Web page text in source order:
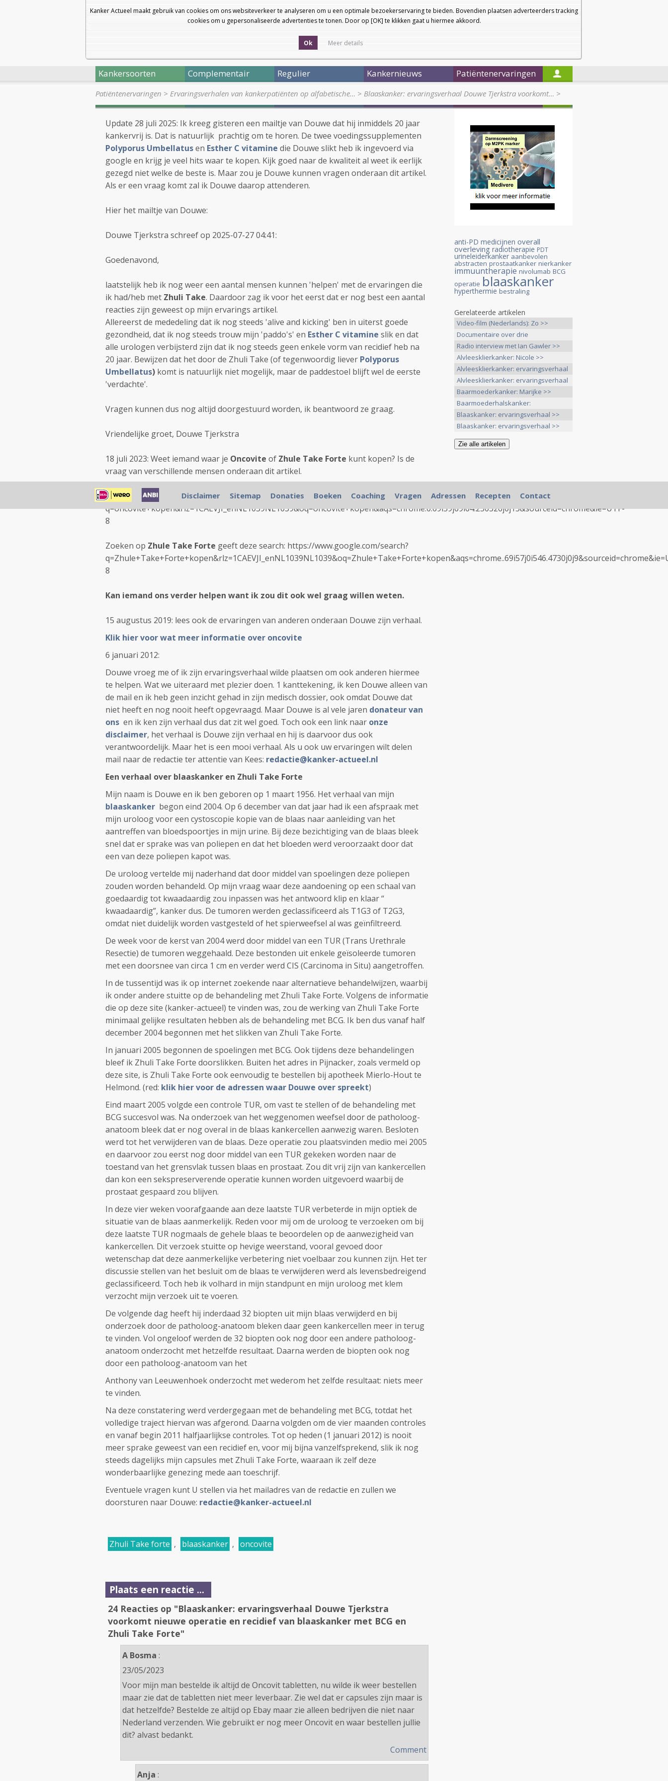
Kanker Actueel maakt gebruik van cookies om ons websiteverkeer te analyseren om u een optimale bezoekerservaring te bieden. Bovendien plaatsen adverteerders tracking
cookies om u gepersonaliseerde advertenties te tonen. Door op [OK] te klikken gaat u hiermee akkoord.
Ok Meer details
a
a
Nieuwsbrief
Startpagina
Kankersoorten Complementair Regulier Kankernieuws Patiëntenervaringen
Patiëntenervaringen > Ervaringsverhalen van kankerpatiënten op alfabetische… > Blaaskanker: ervaringsverhaal Douwe Tjerkstra voorkomt… >
Update 28 juli 2025: Ik kreeg gisteren een mailtje van Douwe dat hij inmiddels 20 jaar
kankervrij is. Dat is natuurlijk prachtig om te horen. De twee voedingssupplementen
Polyporus Umbellatusen Esther C vitamine die Douwe slikt heb ik ingevoerd via
google en krijg je veel hits waar te kopen. Kijk goed naar de kwaliteit al weet ik eerlijk
gezegd niet welke de beste is. Maar zou je Douwe kunnen vragen onderaan dit artikel.
Als er een vraag komt zal ik Douwe daarop attenderen.
Hier het mailtje van Douwe:
Douwe Tjerkstra schreef op 2025-07-27 04:41:
Goedenavond,
laatstelijk heb ik nog weer een aantal mensen kunnen 'helpen' met de ervaringen die
ik had/heb met Zhuli Take. Daardoor zag ik voor het eerst dat er nog best een aantal
reacties zijn geweest op mijn ervarings artikel.
Allereerst de mededeling dat ik nog steeds 'alive and kicking' ben in uiterst goede
gezondheid, dat ik nog steeds trouw mijn 'paddo's' en Esther C vitamine slik en dat
alle urologen verbijsterd zijn dat ik nog steeds geen enkele vorm van recidief heb na
20 jaar. Bewijzen dat het door de Zhuli Take (of tegenwoordig liever Polyporus
Umbellatus) komt is natuurlijk niet mogelijk, maar de paddestoel blijft wel de eerste
'verdachte'.
Vragen kunnen dus nog altijd doorgestuurd worden, ik beantwoord ze graag.
Vriendelijke groet, Douwe Tjerkstra
18 juli 2023: Weet iemand waar je Oncovite of Zhule Take Forte kunt kopen? Is de
vraag van verschillende mensen onderaan dit artikel.
Als ik google op oncovitekrijg ik deze search: https://www.google.com/search?
q=oncovite+kopen&rlz=1CAEVJI_enNL1039NL1039&oq=oncovite+kopen&aqs=chrome.0.69i59j69i64.230326j0j15&sourceid=chrome&ie=UTF-
8
Zoeken op Zhule Take Forte geeft deze search: https://www.google.com/search?
8
Kan iemand ons verder helpen want ik zou dit ook wel graag willen weten.
15 augustus 2019: lees ook de ervaringen van anderen onderaan Douwe zijn verhaal.
Klik hier voor wat meer informatie over oncovite
6 januari 2012:
Douwe vroeg me of ik zijn ervaringsverhaal wilde plaatsen om ook anderen hiermee
te helpen. Wat we uiteraard met plezier doen. 1 kanttekening, ik ken Douwe alleen van
de mail en ik heb geen inzicht gehad in zijn medisch dossier, ook omdat Douwe dat
niet heeft en nog nooit heeft opgevraagd. Maar Douwe is al vele jaren donateur van
ons en ik ken zijn verhaal dus dat zit wel goed. Toch ook een link naar onze
disclaimer, het verhaal is Douwe zijn verhaal en hij is daarvoor dus ook
verantwoordelijk. Maar het is een mooi verhaal. Als u ook uw ervaringen wilt delen
mail naar de redactie ter attentie van Kees: redactie@kanker-actueel.nl
Een verhaal over blaaskanker en Zhuli Take Forte
Mijn naam is Douwe en ik ben geboren op 1 maart 1956. Het verhaal van mijn
blaaskanker begon eind 2004. Op 6 december van dat jaar had ik een afspraak met
mijn uroloog voor een cystoscopie kopie van de blaas naar aanleiding van het
aantreffen van bloedspoortjes in mijn urine. Bij deze bezichtiging van de blaas bleek
snel dat er sprake was van poliepen en dat het bloeden werd veroorzaakt door dat
een van deze poliepen kapot was.
De uroloog vertelde mij naderhand dat door middel van spoelingen deze poliepen
zouden worden behandeld. Op mijn vraag waar deze aandoening op een schaal van
goedaardig tot kwaadaardig zou inpassen was het antwoord klip en klaar “
kwaadaardig”, kanker dus. De tumoren werden geclassificeerd als T1G3 of T2G3,
omdat niet duidelijk worden vastgesteld of het spierweefsel al was geïnfiltreerd.
De week voor de kerst van 2004 werd door middel van een TUR (Trans Urethrale
Resectie) de tumoren weggehaald. Deze bestonden uit enkele geïsoleerde tumoren
met een doorsnee van circa 1 cm en verder werd CIS (Carcinoma in Situ) aangetroffen.
In de tussentijd was ik op internet zoekende naar alternatieve behandelwijzen, waarbij
ik onder andere stuitte op de behandeling met Zhuli Take Forte. Volgens de informatie
die op deze site (kanker-actueel) te vinden was, zou de werking van Zhuli Take Forte
minimaal gelijke resultaten hebben als de behandeling met BCG. Ik ben dus vanaf half
december 2004 begonnen met het slikken van Zhuli Take Forte.
In januari 2005 begonnen de spoelingen met BCG. Ook tijdens deze behandelingen
bleef ik Zhuli Take Forte doorslikken. Buiten het adres in Pijnacker, zoals vermeld op
deze site, is Zhuli Take Forte ook eenvoudig te bestellen bij apotheek Mierlo-Hout te
Helmond. (red: klik hier voor de adressen waar Douwe over spreekt)
Eind maart 2005 volgde een controle TUR, om vast te stellen of de behandeling met
BCG succesvol was. Na onderzoek van het weggenomen weefsel door de patholoog-
anatoom bleek dat er nog overal in de blaas kankercellen aanwezig waren. Besloten
werd tot het verwijderen van de blaas. Deze operatie zou plaatsvinden medio mei 2005
en daarvoor zou eerst nog door middel van een TUR gekeken worden naar de
toestand van het grensvlak tussen blaas en prostaat. Zou dit vrij zijn van kankercellen
dan kon een sekspreserverende operatie kunnen worden uitgevoerd waarbij de
prostaat gespaard zou blijven.
In deze vier weken voorafgaande aan deze laatste TUR verbeterde in mijn optiek de
situatie van de blaas aanmerkelijk. Reden voor mij om de uroloog te verzoeken om bij
deze laatste TUR nogmaals de gehele blaas te beoordelen op de aanwezigheid van
kankercellen. Dit verzoek stuitte op hevige weerstand, vooral gevoed door
wetenschap dat deze aanmerkelijke verbetering niet voelbaar zou kunnen zijn. Het ter
discussie stellen van het besluit om de blaas te verwijderen werd als levensbedreigend
geclassificeerd. Toch heb ik volhard in mijn standpunt en mijn uroloog met klem
verzocht mijn verzoek uit te voeren.
De volgende dag heeft hij inderdaad 32 biopten uit mijn blaas verwijderd en bij
onderzoek door de patholoog-anatoom bleken daar geen kankercellen meer in terug
te vinden. Vol ongeloof werden de 32 biopten ook nog door een andere patholoog-
anatoom onderzocht met hetzelfde resultaat. Daarna werden de biopten ook nog
door een patholoog-anatoom van het
Anthony van Leeuwenhoek onderzocht met wederom het zelfde resultaat: niets meer
te vinden.
Na deze constatering werd verdergegaan met de behandeling met BCG, totdat het
volledige traject hiervan was afgerond. Daarna volgden om de vier maanden controles
en vanaf begin 2011 halfjaarlijkse controles. Tot op heden (1 januari 2012) is nooit
meer sprake geweest van een recidief en, voor mij bijna vanzelfsprekend, slik ik nog
steeds dagelijks mijn capsules met Zhuli Take Forte, waaraan ik zelf deze
wonderbaarlijke genezing mede aan toeschrijf.
Eventuele vragen kunt U stellen via het mailadres van de redactie en zullen we
doorsturen naar Douwe: redactie@kanker-actueel.nl
Zhuli Take forte , blaaskanker , oncovite
Plaats een reactie ...
24 Reacties op "Blaaskanker: ervaringsverhaal Douwe Tjerkstra
voorkomt nieuwe operatie en recidief van blaaskanker met BCG en
Zhuli Take Forte"
A Bosma :
23/05/2023
Voor mijn man bestelde ik altijd de Oncovit tabletten, nu wilde ik weer bestellen
maar zie dat de tabletten niet meer leverbaar. Zie wel dat er capsules zijn maar is
dat hetzelfde? Bestelde ze altijd op Ebay maar zie alleen bedrijven die niet naar
Nederland verzenden. Wie gebruikt er nog meer Oncovit en waar bestellen jullie
dit? alvast bedankt.
Comment
Anja :
anti-PD medicijnen overall
overleving radiotherapie PDT
urineleiderkanker aanbevolen
abstracten prostaatkanker nierkanker
immuuntherapie nivolumab BCG
operatie blaaskanker
hyperthermie bestraling
Gerelateerde artikelen
Video-film (Nederlands): Zo >>
Documentaire over drie
kankerpatiënten >>
Radio interview met Ian Gawler >>
Alvleesklierkanker: Nicole >>
Alvleesklierkanker: ervaringsverhaal
>>
Alvleesklierkanker: ervaringsverhaal
>>
Baarmoederkanker: Marijke >>
Baarmoederhalskanker:
ervaringsverhaal >>
Blaaskanker: ervaringsverhaal >>
Blaaskanker: ervaringsverhaal >>
Disclaimer Sitemap Donaties Boeken Coaching Vragen Adressen Recepten Contact